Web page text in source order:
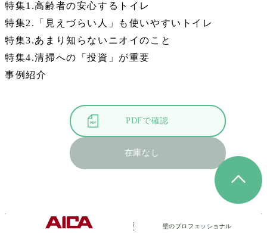
特集1.高齢者の安心するトイレ
特集2.「見えづらい人」も使いやすいトイレ
特集3.あまり知らないニオイのこと
特集4.清掃への「投資」が重要
事例紹介
PDFで確認
在庫なし
壁のプロフェッショナル